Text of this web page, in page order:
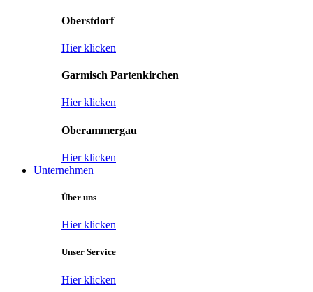
Oberstdorf
Hier klicken
Garmisch Partenkirchen
Hier klicken
Oberammergau
Hier klicken
Unternehmen
Über uns
Hier klicken
Unser Service
Hier klicken